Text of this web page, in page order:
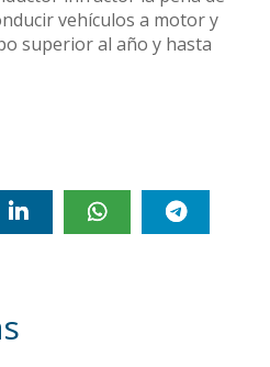
vehículos a motor y
superior al año y hasta